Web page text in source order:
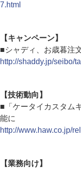
7.html
【キャンペーン】
■シャディ、お歳暮注
http://shaddy.jp/seibo/
【技術動向】
■「ケータイカスタム
能に
http://www.haw.co.jp/
【業務向け】